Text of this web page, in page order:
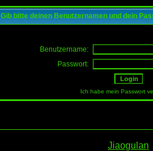
Gib bitte deinen Benutzernamen und dein
Benutzername:
Passwort:
Ich habe mein Passwort
Jiaogulan